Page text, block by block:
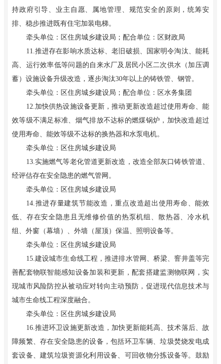
持政府引导、业主自愿、属地管理、规范安全的原则，统筹安
排、稳步推进既有住宅加装电梯。
牵头单位：区住房城乡建设局；配合单位：区财政局
11.推进存在影响水质达标、老旧破损、国家明令淘汰、能耗
高、运行效率低等问题的自来水厂及居民小区二次供水（加压调
蓄）设施设备升级改造，逐步淘汰30年以上的铸铁管、钢管。
牵头单位：区住房城乡建设局；配合单位：区水务集团
12.加快供热设施设备更新，推动更新改造超过使用寿命、能
效等级不满足标准、烟气排放不达标的燃煤锅炉，加快改造超过
使用寿命、能效等级不达标的换热器和水泵电机。
牵头单位：区住房城乡建设局
13.实施燃气等老化管道更新改造，改造全部灰口铸铁管道、
经评估存在安全隐患的燃气管网。
牵头单位：区住房城乡建设局
14.推进存量建筑节能改造，重点改造超出使用寿命、能效
低、存在安全隐患且无维修价值的热泵机组、散热器、冷水机
组、外窗（幕墙）、外墙（屋顶）保温、照明设备等。
牵头单位：区住房城乡建设局
15.建设城市生命线工程，推进排水管网、桥梁、窨井盖等完
善配套物联智能感知设备加装和更新，配套搭建监测物联网，实
现城市风险防控从被动应对转向主动预防，促进现代信息技术与
城市生命线工程深度融合。
牵头单位：区住房城乡建设局
16.推进环卫设施更新改造，加快更新能耗高、技术落后、故
障频繁、存在安全隐患的设备，包括环卫车辆、垃圾焚烧发电成
套设备、建筑垃圾资源化利用设备、可回收物分拣设备等。鼓励